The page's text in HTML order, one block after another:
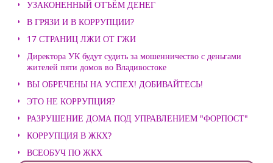
УЗАКОНЕННЫЙ ОТЪЁМ ДЕНЕГ
В ГРЯЗИ И В КОРРУПЦИИ?
17 СТРАНИЦ ЛЖИ ОТ ГЖИ
Директора УК будут судить за мошенничество с деньгами
жителей пяти домов во Владивостоке
ВЫ ОБРЕЧЕНЫ НА УСПЕХ! ДОБИВАЙТЕСЬ!
ЭТО НЕ КОРРУПЦИЯ?
РАЗРУШЕНИЕ ДОМА ПОД УПРАВЛЕНИЕМ "ФОРПОСТ"
КОРРУПЦИЯ В ЖКХ?
ВСЕОБУЧ ПО ЖКХ